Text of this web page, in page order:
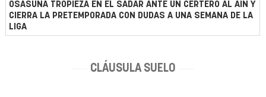
OSASUNA TROPIEZA EN EL SADAR ANTE UN CERTERO AL AIN Y
CIERRA LA PRETEMPORADA CON DUDAS A UNA SEMANA DE LA
LIGA
CLÁUSULA SUELO